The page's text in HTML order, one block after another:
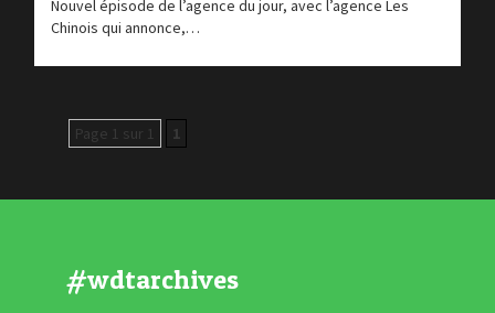
Nouvel épisode de l’agence du jour, avec l’agence Les
Chinois qui annonce,…
Page 1 sur 1 1
#wdtarchives